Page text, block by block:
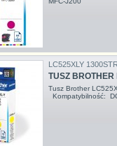
LC525XLY
TUSZ
Tusz Brother
Kompatybilność: